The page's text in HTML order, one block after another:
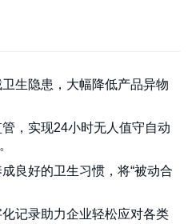
生隐患，大幅降低产品异物
，实现24小时无人值守自动
良好的卫生习惯，将“被动合
记录助力企业轻松应对各类